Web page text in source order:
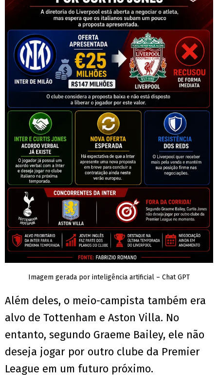
Imagem gerada por inteligência artificial – Chat GPT
Além deles, o meio-campista também era
alvo de Tottenham e Aston Villa. No
entanto, segundo Graeme Bailey, ele não
deseja jogar por outro clube da Premier
League em um futuro próximo.